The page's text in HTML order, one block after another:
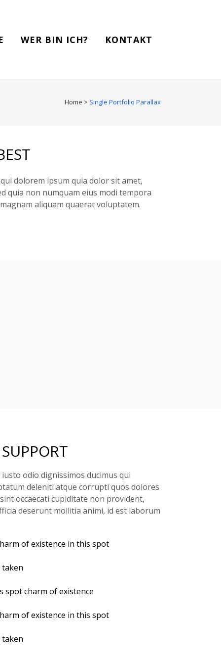
WER BIN ICH? KONTAKT
Home > Single Portfolio Parallax
dolorem ipsum quia dolor sit amet,
quia non numquam eius modi tempora
aliquam quaerat voluptatem.
odio dignissimos ducimus qui
deleniti atque corrupti quos dolores
occaecati cupiditate non provident,
deserunt mollitia animi, id est laborum
of existence in this spot
spot charm of existence
of existence in this spot